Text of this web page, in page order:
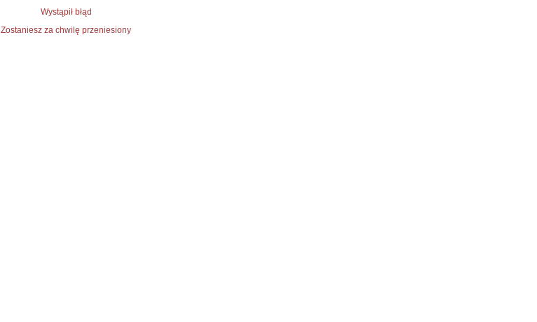
Wystąpił błąd
Zostaniesz za chwilę przeniesiony